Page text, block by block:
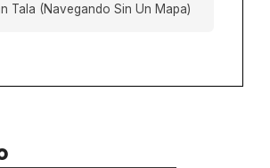
Tala (Navegando Sin Un Mapa)